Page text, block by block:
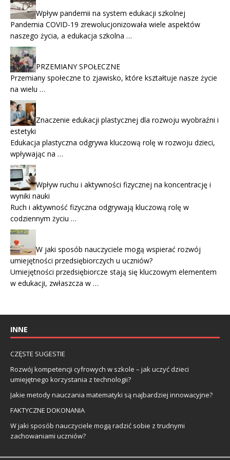
Wpływ pandemii na system edukacji szkolnej
Pandemia COVID-19 zrewolucjonizowała wiele aspektów
naszego życia, a edukacja szkolna …
PRZEMIANY SPOŁECZNE
Przemiany społeczne to zjawisko, które kształtuje nasze życie
na wielu …
Znaczenie edukacji plastycznej dla rozwoju wyobraźni i
estetyki
Edukacja plastyczna odgrywa kluczową rolę w rozwoju dzieci,
wpływając na …
Wpływ ruchu i aktywności fizycznej na koncentrację i
wyniki nauki
Ruch i aktywność fizyczna odgrywają kluczową rolę w
codziennym życiu …
W jaki sposób nauczyciele mogą wspierać rozwój
umiejętności przedsiębiorczych u uczniów?
Umiejętności przedsiębiorcze stają się kluczowym elementem
w edukacji, zwłaszcza w …
INNE
CZĘSTE SUGESTIE
Rozwój kompetencji cyfrowych w szkole – jak uczyć dzieci
umiejętnego korzystania z technologii?
Jakie metody nauczania matematyki są najbardziej innowacyjne?
FAKTYCZNE DOKONANIA
W jaki sposób nauczyciele mogą radzić sobie z trudnymi
zachowaniami uczniów?